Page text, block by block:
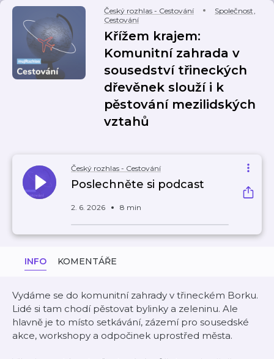
Český rozhlas - Cestování Společnost,
Cestování
Křížem krajem:
Komunitní zahrada v
sousedství třineckých
dřevěnek slouží i k
pěstování mezilidských
vztahů
Český rozhlas - Cestování
Poslechněte si podcast
2. 6. 2026 8 min
INFO KOMENTÁŘE
Vydáme se do komunitní zahrady v třineckém Borku.
Lidé si tam chodí pěstovat bylinky a zeleninu. Ale
hlavně je to místo setkávání, zázemí pro sousedské
akce, workshopy a odpočinek uprostřed města.